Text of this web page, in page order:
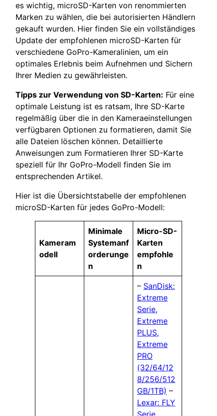
es wichtig, microSD-Karten von renommierten
Marken zu wählen, die bei autorisierten Händlern
gekauft wurden. Hier finden Sie ein vollständiges
Update der empfohlenen microSD-Karten für
verschiedene GoPro-Kameralinien, um ein
optimales Erlebnis beim Aufnehmen und Sichern
Ihrer Medien zu gewährleisten.
Tipps zur Verwendung von SD-Karten: Für eine
optimale Leistung ist es ratsam, Ihre SD-Karte
regelmäßig über die in den Kameraeinstellungen
verfügbaren Optionen zu formatieren, damit Sie
alle Dateien löschen können. Detaillierte
Anweisungen zum Formatieren Ihrer SD-Karte
speziell für Ihr GoPro-Modell finden Sie im
entsprechenden Artikel.
Hier ist die Übersichtstabelle der empfohlenen
microSD-Karten für jedes GoPro-Modell:
Kameram
odell
Minimale
Systemanf
orderunge
n
Micro-SD-
Karten
empfohle
n
– SanDisk:
Extreme
Serie,
Extreme
PLUS,
Extreme
PRO
(32/64/12
8/256/512
GB/1TB) –
Lexar: FLY